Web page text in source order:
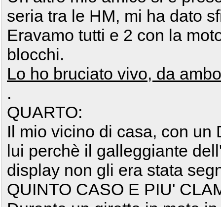
seria tra le HM, mi ha dato
Eravamo tutti e 2 con la
blocchi.
Lo ho bruciato vivo, da
.
QUARTO:
Il mio vicino di casa, con un
lui perchè il galleggiante
display non gli era stata
QUINTO CASO E PIU'